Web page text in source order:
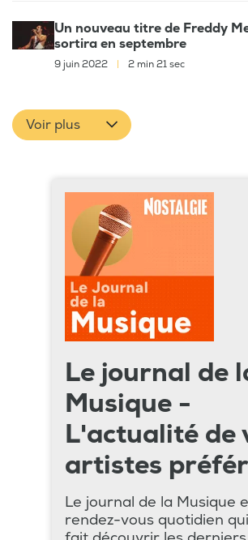
Un nouveau titre de Freddy
sortira en septembre
9 juin 2022 2 min 21 sec
Voir plus
Le journal de
Musique -
L'actualité de
artistes
Le journal de la Musique
rendez-vous quotidien